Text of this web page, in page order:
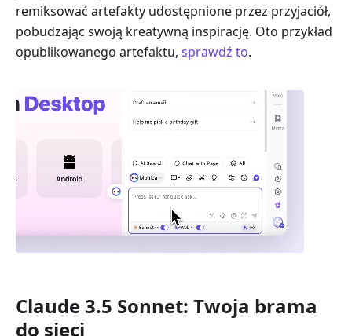
remiksować artefakty udostępnione przez przyjaciół,
pobudzając swoją kreatywną inspirację. Oto przykład
opublikowanego artefaktu, sprawdź to.
Claude 3.5 Sonnet: Twoja brama
do sieci